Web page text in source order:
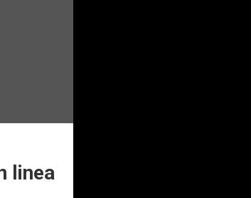
linea